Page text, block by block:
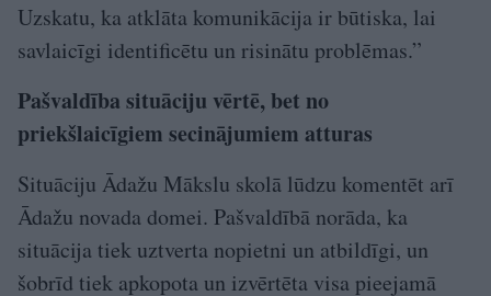
Uzskatu, ka atklāta komunikācija ir būtiska, lai
savlaicīgi identificētu un risinātu problēmas.”
Pašvaldība situāciju vērtē, bet no
priekšlaicīgiem secinājumiem atturas
Situāciju Ādažu Mākslu skolā lūdzu komentēt arī
Ādažu novada domei. Pašvaldībā norāda, ka
situācija tiek uztverta nopietni un atbildīgi, un
šobrīd tiek apkopota un izvērtēta visa pieejamā